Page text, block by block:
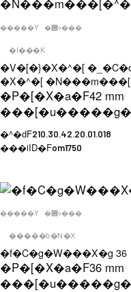
�����Y �݌ɂ���
�I���K
�V�[�}�X�^�[
�X�^�[
�P�[�X�a�F42 mm
�^�ԁF210.30.42.20.01.018
���iID�Fom1750
�����Y �݌ɂ���
�����b�N�X
�f�C�g�W���X�g 36
�P�[�X�a�F36 mm